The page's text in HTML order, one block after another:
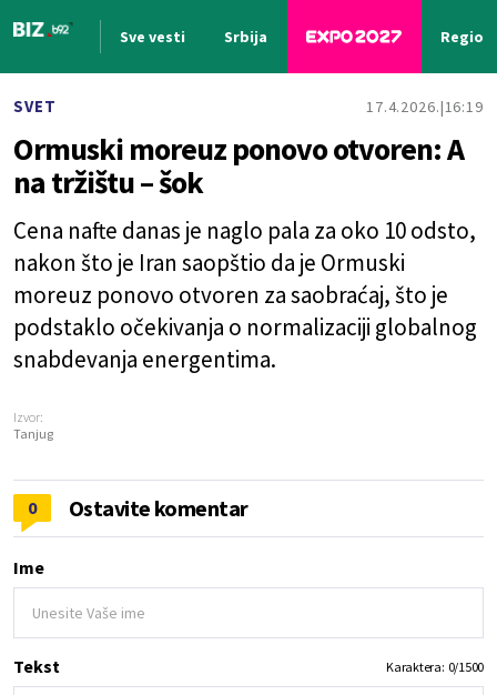
Sve vesti Srbija Region
SVET 17.4.2026. 16:19
Ormuski moreuz ponovo otvoren: A
na tržištu – šok
Cena nafte danas je naglo pala za oko 10 odsto,
nakon što je Iran saopštio da je Ormuski
moreuz ponovo otvoren za saobraćaj, što je
podstaklo očekivanja o normalizaciji globalnog
snabdevanja energentima.
Izvor:
Tanjug
0 Ostavite komentar
Ime
Tekst Karaktera: 0/1500